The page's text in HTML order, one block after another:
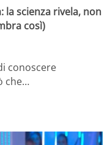
la scienza rivela, non
così)
conoscere
che…